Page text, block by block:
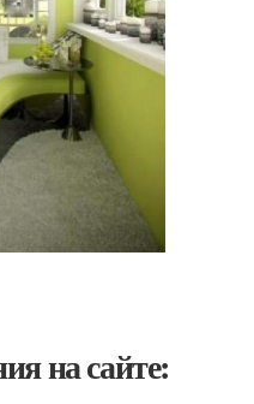
на сайте: